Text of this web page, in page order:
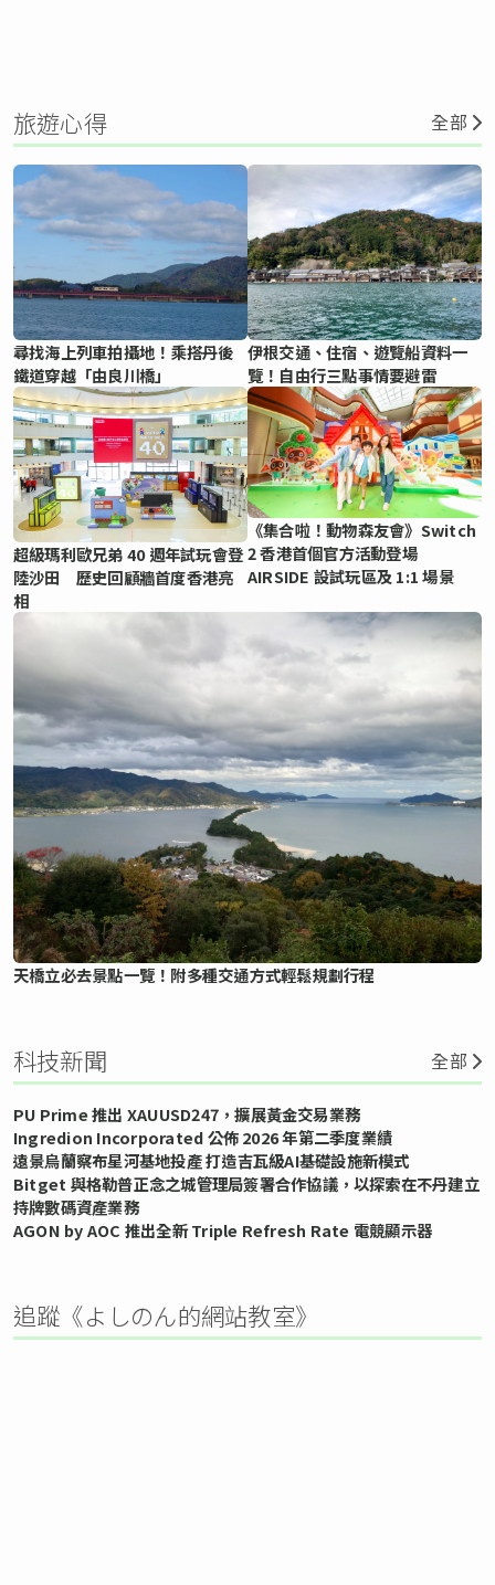
旅遊心得 全部
尋找海上列車拍攝地！乘搭丹後
鐵道穿越「由良川橋」
伊根交通、住宿、遊覽船資料一
覽！自由行三點事情要避雷
超級瑪利歐兄弟 40 週年試玩會登
陸沙田 歷史回顧牆首度香港亮
相
《集合啦！動物森友會》Switch
2 香港首個官方活動登場
AIRSIDE 設試玩區及 1:1 場景
天橋立必去景點一覽！附多種交通方式輕鬆規劃行程
科技新聞 全部
PU Prime 推出 XAUUSD247，擴展黃金交易業務
Ingredion Incorporated 公佈 2026 年第二季度業績
遠景烏蘭察布星河基地投產 打造吉瓦級AI基礎設施新模式
Bitget 與格勒普正念之城管理局簽署合作協議，以探索在不丹建立
持牌數碼資產業務
AGON by AOC 推出全新 Triple Refresh Rate 電競顯示器
追蹤《よしのん的網站教室》